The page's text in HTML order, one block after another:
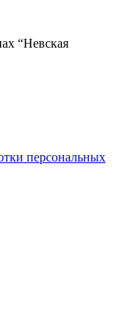
“Невская
персональных